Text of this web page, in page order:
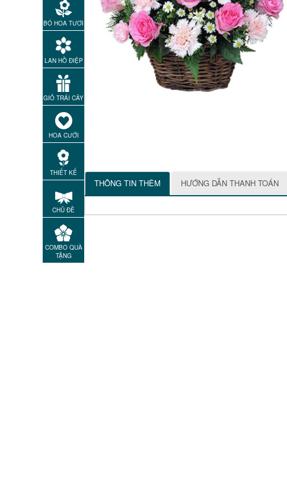
BÓ HOA TƯƠI
LAN HỒ ĐIỆP
GIỎ TRÁI CÂY
HOA CƯỚI
THIẾT KẾ
CHỦ ĐỀ
COMBO QUÀ
TẶNG
THÔNG TIN THÊM HƯỚNG DẪN THANH TOÁN